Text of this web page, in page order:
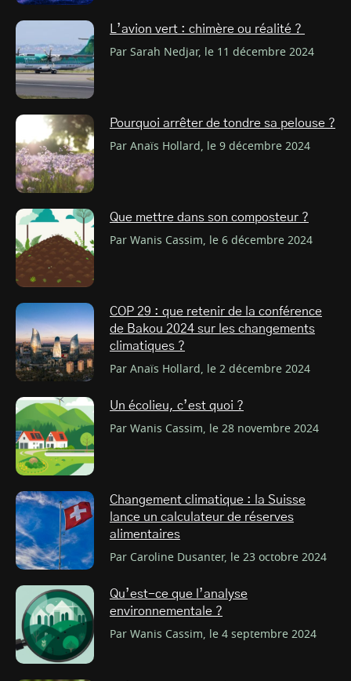
L’avion vert : chimère ou réalité ?
Par Sarah Nedjar, le 11 décembre 2024
Pourquoi arrêter de tondre sa pelouse ?
Par Anaïs Hollard, le 9 décembre 2024
Que mettre dans son composteur ?
Par Wanis Cassim, le 6 décembre 2024
COP 29 : que retenir de la conférence
de Bakou 2024 sur les changements
climatiques ?
Par Anaïs Hollard, le 2 décembre 2024
Un écolieu, c’est quoi ?
Par Wanis Cassim, le 28 novembre 2024
Changement climatique : la Suisse
lance un calculateur de réserves
alimentaires
Par Caroline Dusanter, le 23 octobre 2024
Qu’est-ce que l’analyse
environnementale ?
Par Wanis Cassim, le 4 septembre 2024